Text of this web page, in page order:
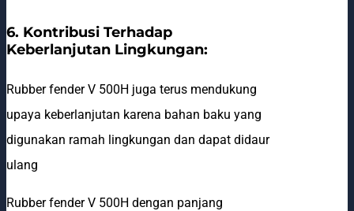
6. Kontribusi Terhadap
Keberlanjutan Lingkungan:
Rubber fender V 500H juga terus mendukung
upaya keberlanjutan karena bahan baku yang
digunakan ramah lingkungan dan dapat didaur
ulang
Rubber fender V 500H dengan panjang